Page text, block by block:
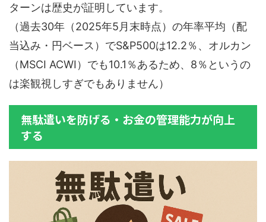
ターンは歴史が証明しています。
（過去30年（2025年5月末時点）の年率平均（配
当込み・円ベース）でS&P500は12.2％、オルカン
（MSCI ACWI）でも10.1％あるため、8％というの
は楽観視しすぎでもありません）
無駄遣いを防げる・お金の管理能力が向上
する